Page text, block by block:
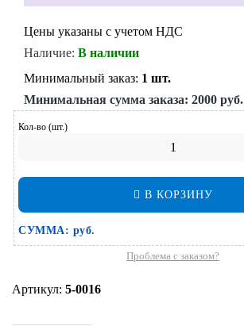
Цены указаны с учетом НДС
Наличие: В наличии
Минимальный заказ: 1 шт.
Минимальная сумма заказа: 2000 руб.
Кол-во (шт.)
В КОРЗИНУ
СУММА: руб.
Проблема с заказом?
Артикул: 5-0016